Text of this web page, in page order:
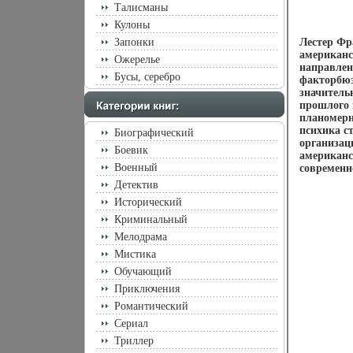
Талисманы
Кулоны
Запонки
Ожерелье
Бусы, серебро
Биографический
Боевик
Военный
Детектив
Исторический
Криминальный
Мелодрама
Мистика
Обучающий
Приключения
Романтический
Сериал
Триллер
Лестер
прошлого
психика